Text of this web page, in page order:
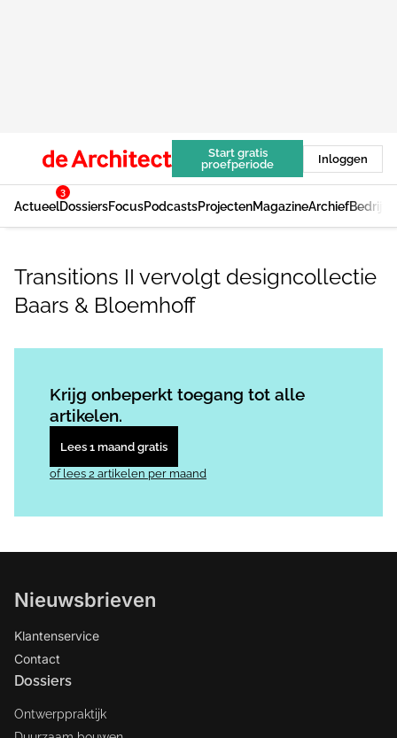
Start gratis
proefperiode
Inloggen
Actueel
3
DossiersFocusPodcastsProjectenMagazineArchief
Transitions II vervolgt designcollectie
Baars & Bloemhoff
Krijg onbeperkt toegang tot alle
artikelen.
Lees 1 maand gratis
of lees 2 artikelen per maand
Nieuwsbrieven
Klantenservice
Contact
Dossiers
Ontwerppraktijk